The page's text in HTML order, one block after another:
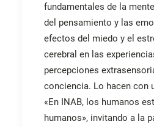
fundamentales de la
del pensamiento y las
efectos del miedo y el
cerebral en las
percepciones
conciencia. Lo hacen con
«En INAB, los humanos
humanos», invitando a la